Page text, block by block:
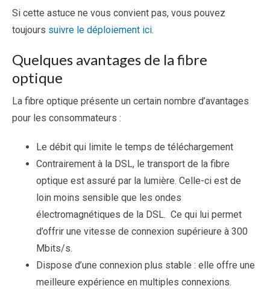
Si cette astuce ne vous convient pas, vous pouvez
toujours suivre le déploiement ici.
Quelques avantages de la fibre
optique
La fibre optique présente un certain nombre d’avantages
pour les consommateurs :
Le débit qui limite le temps de téléchargement
Contrairement à la DSL, le transport de la fibre
optique est assuré par la lumière. Celle-ci est de
loin moins sensible que les ondes
électromagnétiques de la DSL. Ce qui lui permet
d’offrir une vitesse de connexion supérieure à 300
Mbits/s.
Dispose d’une connexion plus stable : elle offre une
meilleure expérience en multiples connexions.